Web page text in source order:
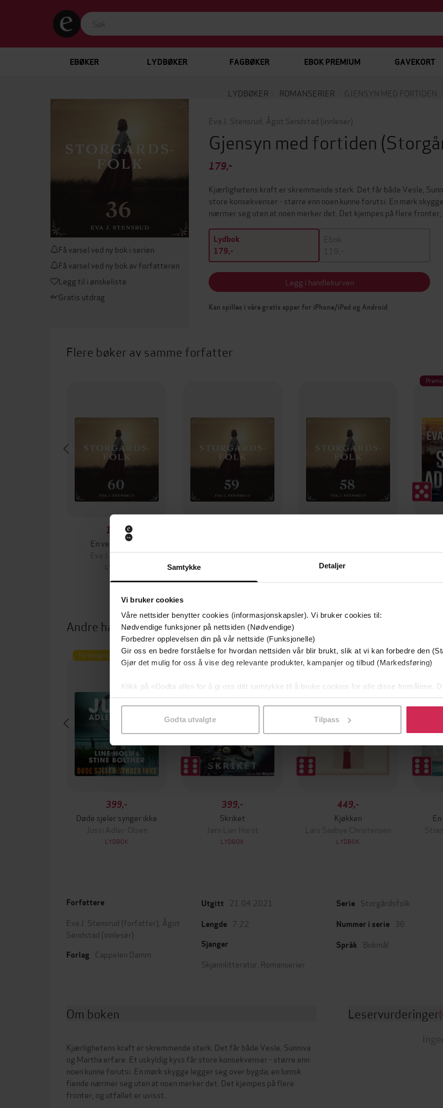
Samtykke Detaljer
Vi bruker cookies
Våre nettsider benytter cookies (informasjonskapsler). Vi bruker cookies til:
Nødvendige funksjoner på nettsiden (Nødvendige)
Forbedrer opplevelsen din på vår nettside (Funksjonelle)
Gir oss en bedre forståelse for hvordan nettsiden vår blir brukt, slik at vi kan forbedre den
Gjør det mulig for oss å vise deg relevante produkter, kampanjer og tilbud (Markedsføring)
Klikk på «Godta alle» for å gi oss ditt samtykke til å bruke cookies for alle disse formålene.
samtykke til spesifikke formål ved å klikke på «Tilpass». Du kan når som helst trekke
Godta utvalgte Tilpass
EBØKER LYDBØKER FAGBØKER EBOK PREMIUM GAVEKORT
LYDBØKER ROMANSERIER GJENSYN MED FORTIDEN
Få varsel ved ny bok i serien
Få varsel ved ny bok av forfatteren
Legg til i ønskeliste
Gratis utdrag
Eva J. Stensrud Ågot Sendstad (innleser)
Gjensyn med fortiden
179,-
Kjærlighetens kraft er skremmende sterk. Det får både Vesle,
store konsekvenser - større enn noen kunne forutsi. En mørk
nærmer seg uten at noen merker det. Det kjempes på flere
Lydbok
179,-
Ebok
119,-
Legg i handlekurven
Kan spilles i våre gratis apper for iPhone/iPad og Android
Flere bøker av samme forfatter
179,-
En vei til endes
Eva J. Stensrud
LYDBOK
Eva J. Stensrud
Eva J. Stensrud
LYDBOK
Andre har også kjøpt
Første gang på tilbud
399,-
Døde sjeler synger ikke
Jussi Adler-Olsen
LYDBOK
Premium
399,-
Skriket
Jørn Lier Horst
LYDBOK
449,-
Kjøkken
Lars Saabye Christensen
LYDBOK
Forfattere
Eva J. Stensrud (forfatter), Ågot
Sendstad (innleser)
Forlag Cappelen Damm
Utgitt 21.04.2021
Lengde 7:22
Sjanger
Skjønnlitteratur Romanserier
Serie Storgårdsfolk
Nummer i serie 36
Språk Bokmål
Om boken
Kjærlighetens kraft er skremmende sterk. Det får både Vesle, Sunniva
og Martha erfare. Et uskyldig kyss får store konsekvenser - større enn
noen kunne forutsi. En mørk skygge legger seg over bygda; en lumsk
fiende nærmer seg uten at noen merker det. Det kjempes på flere
fronter, og utfallet er uvisst.
Leservurderinger